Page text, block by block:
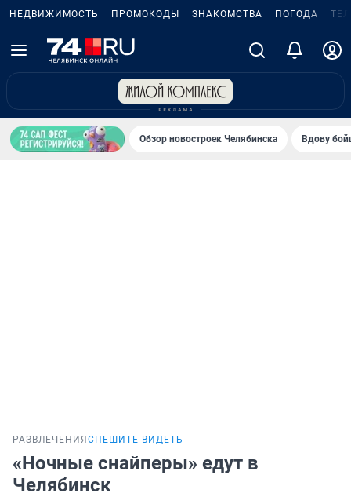
НЕДВИЖИМОСТЬ ПРОМОКОДЫ ЗНАКОМСТВА ПОГОДА
Обзор новостроек Челябинска Вдову
РАЗВЛЕЧЕНИЯ СПЕШИТЕ ВИДЕТЬ
«Ночные снайперы» едут в
Челябинск